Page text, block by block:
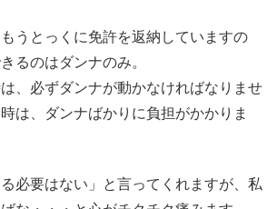
うとっくに免許を返納していますの
るのはダンナのみ。
、必ずダンナが動かなければなりませ
は、ダンナばかりに負担がかかりま
必要はない」と言ってくれますが、私